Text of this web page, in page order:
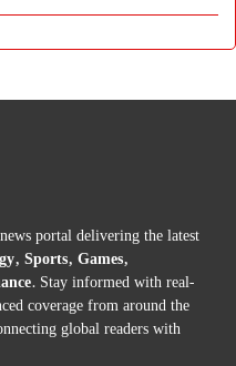
portal delivering the latest
Sports, Games,
. Stay informed with real-
coverage from around the
global readers with